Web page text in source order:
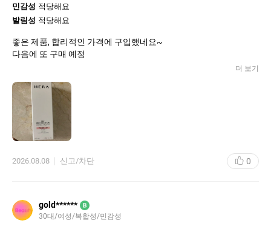
민감성 적당해요
발림성 적당해요
좋은 제품, 합리적인 가격에 구입했네요~
다음에 또 구매 예정
더 보기
2026.08.08 신고/차단 0
gold****** B
30대/여성/복합성/민감성